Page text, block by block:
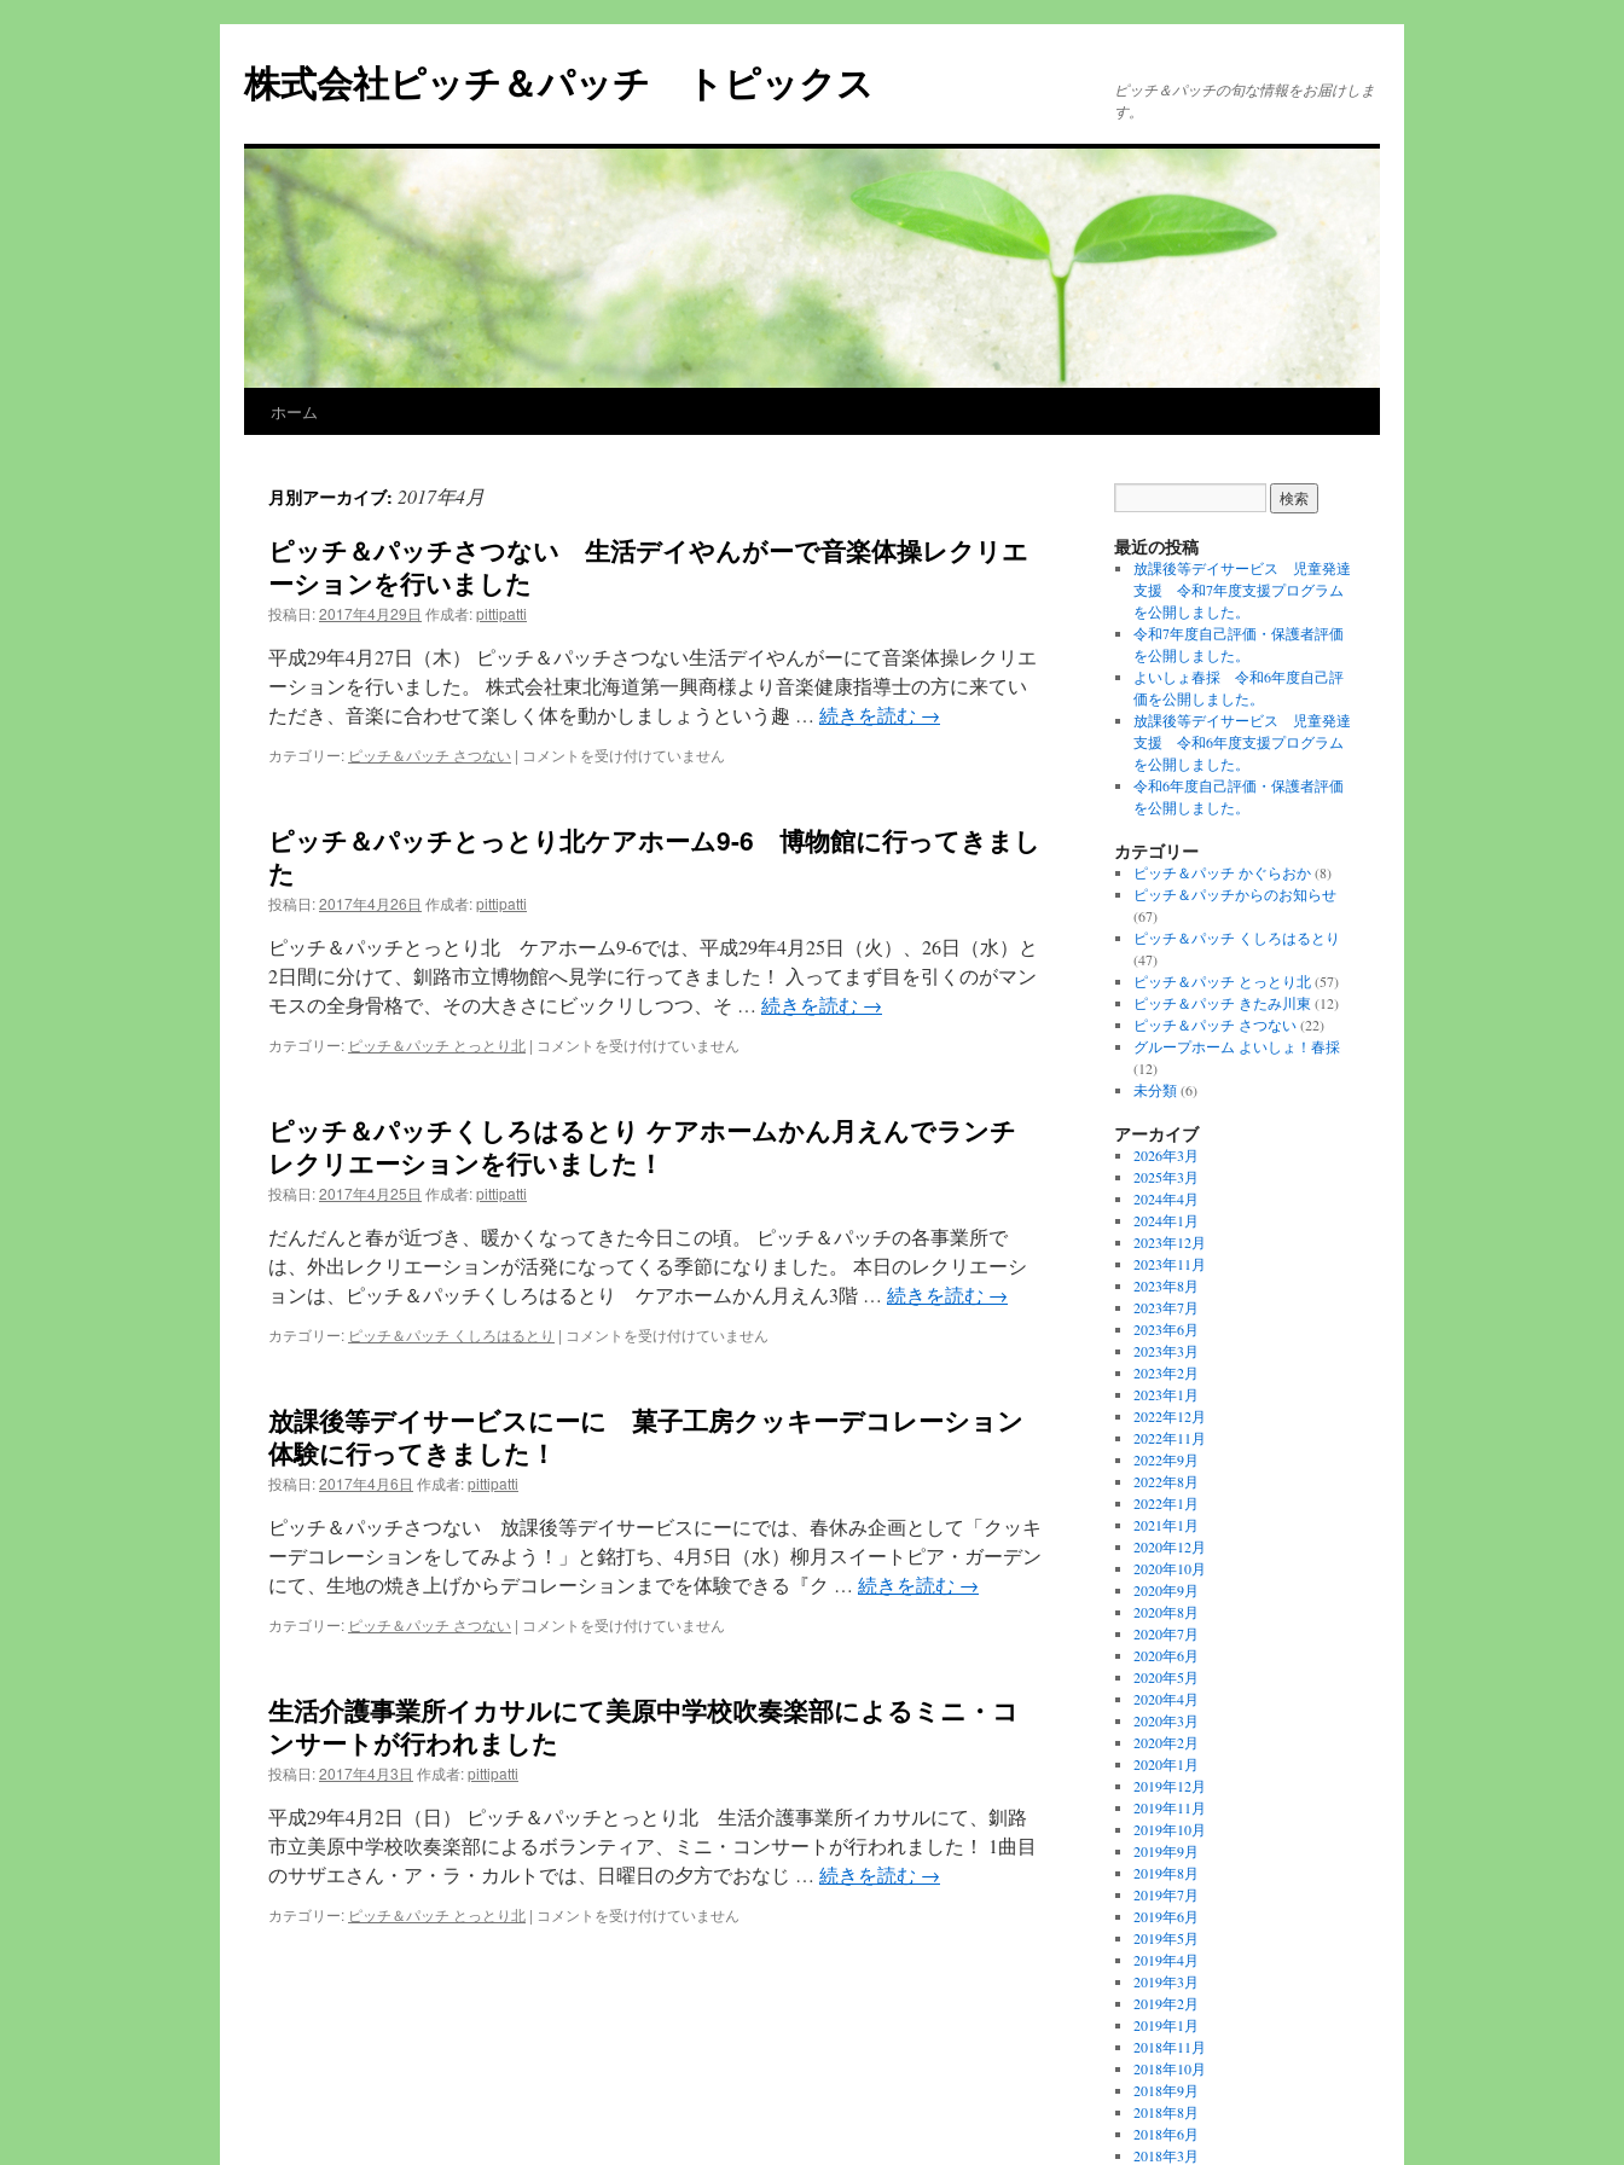
株式会社ピッチ＆パッチ トピックス
ピッチ＆パッチの旬な情報をお届けしま
す。
テ
ホーム
月別アーカイブ: 2017年4月
ピッチ＆パッチさつない 生活デイやんがーで音楽体操レクリエ
ーションを行いました
投稿日:2017年4月29日 作成者:pittipatti
平成29年4月27日（木） ピッチ＆パッチさつない生活デイやんがーにて音楽体操レクリエ
ーションを行いました。 株式会社東北海道第一興商様より音楽健康指導士の方に来てい
ただき、音楽に合わせて楽しく体を動かしましょうという趣 … 続きを読む →
カテゴリー: ピッチ＆パッチ さつない | ピ
パ
さ
な
い
生
活
デ
イ
が
ー
で
音
体
操
レ
ク
エ
ン
を
行
ま
し
た
は
コメントを受け付けていません
ピッチ＆パッチとっとり北ケアホーム9-6 博物館に行ってきまし
た
投稿日:2017年4月26日 作成者:pittipatti
ピッチ＆パッチとっとり北 ケアホーム9-6では、平成29年4月25日（火）、26日（水）と
2日間に分けて、釧路市立博物館へ見学に行ってきました！ 入ってまず目を引くのがマン
モスの全身骨格で、その大きさにビックリしつつ、そ … 続きを読む →
カテゴリー: ピッチ＆パッチ とっとり北 | ピ
パ
ッ
チ
と
り
北
ケ
ア
ホ
9-
6
博
に
行
っ
て
ま
コメントを受け付けていません
ピッチ＆パッチくしろはるとり ケアホームかん月えんでランチ
レクリエーションを行いました！
投稿日:2017年4月25日 作成者:pittipatti
だんだんと春が近づき、暖かくなってきた今日この頃。 ピッチ＆パッチの各事業所で
は、外出レクリエーションが活発になってくる季節になりました。 本日のレクリエーシ
ョンは、ピッチ＆パッチくしろはるとり ケアホームかん月えん3階 … 続きを読む →
カテゴリー: ピッチ＆パッチ くしろはるとり | ピ
パ
ろ
は
る
り
ケ
ー
ム
え
ん
で
ラ
チ
コメントを受け付けていません
放課後等デイサービスにーに 菓子工房クッキーデコレーション
体験に行ってきました！
投稿日:2017年4月6日 作成者:pittipatti
ピッチ＆パッチさつない 放課後等デイサービスにーにでは、春休み企画として「クッキ
ーデコレーションをしてみよう！」と銘打ち、4月5日（水）柳月スイートピア・ガーデン
にて、生地の焼き上げからデコレーションまでを体験できる『ク … 続きを読む →
カテゴリー: ピッチ＆パッチ さつない | 放
デ
サ
ス
に
ー
に
菓
子
コメントを受け付けていません
生活介護事業所イカサルにて美原中学校吹奏楽部によるミニ・コ
ンサートが行われました
投稿日:2017年4月3日 作成者:pittipatti
平成29年4月2日（日） ピッチ＆パッチとっとり北 生活介護事業所イカサルにて、釧路
市立美原中学校吹奏楽部によるボランティア、ミニ・コンサートが行われました！ 1曲目
のサザエさん・ア・ラ・カルトでは、日曜日の夕方でおなじ … 続きを読む →
カテゴリー: ピッチ＆パッチ とっとり北 | 生
コメントを受け付けていません
最近の投稿
放課後等デイサービス 児童発達
支援 令和7年度支援プログラム
を公開しました。
令和7年度自己評価・保護者評価
を公開しました。
よいしょ春採 令和6年度自己評
価を公開しました。
放課後等デイサービス 児童発達
支援 令和6年度支援プログラム
を公開しました。
令和6年度自己評価・保護者評価
を公開しました。
カテゴリー
ピッチ＆パッチ かぐらおか(8)
ピッチ＆パッチからのお知らせ
(67)
ピッチ＆パッチ くしろはるとり
(47)
ピッチ＆パッチ とっとり北(57)
ピッチ＆パッチ きたみ川東 (12)
ピッチ＆パッチ さつない(22)
グループホーム よいしょ！春採
(12)
未分類(6)
アーカイブ
2026年3月
2025年3月
2024年4月
2024年1月
2023年12月
2023年11月
2023年8月
2023年7月
2023年6月
2023年3月
2023年2月
2023年1月
2022年12月
2022年11月
2022年9月
2022年8月
2022年1月
2021年1月
2020年12月
2020年10月
2020年9月
2020年8月
2020年7月
2020年6月
2020年5月
2020年4月
2020年3月
2020年2月
2020年1月
2019年12月
2019年11月
2019年10月
2019年9月
2019年8月
2019年7月
2019年6月
2019年5月
2019年4月
2019年3月
2019年2月
2019年1月
2018年11月
2018年10月
2018年9月
2018年8月
2018年6月
2018年3月